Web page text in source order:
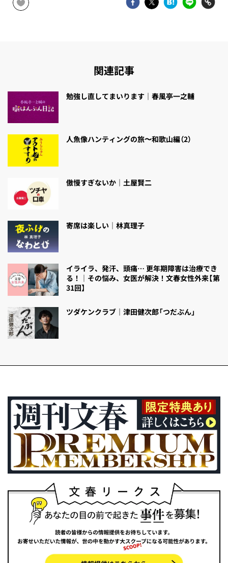
関連記事
勉強し直してまいります｜春風亭一之輔
人魚像ハンティングの旅〜和歌山編（2）
傲慢すぎないか｜土屋賢二
寄席は楽しい｜林真理子
イライラ、発汗、頭痛… 更年期障害は治療でき
る！｜その悩み、女医が解決！文春女性外来【第
31回】
ツダケンクラブ｜津田健次郎「つだぶん」